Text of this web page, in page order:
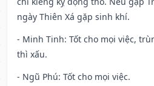
ngày Thiên Xá gặp sinh khí.
- Minh Tinh: Tốt cho mọi việc,
thì xấu.
- Ngũ Phú: Tốt cho mọi việc.